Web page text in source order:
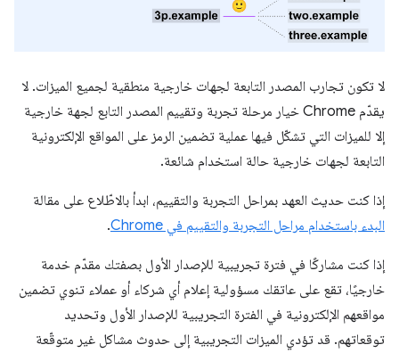
لا تكون تجارب المصدر التابعة لجهات خارجية منطقية لجميع الميزات. لا
يقدّم Chrome خيار مرحلة تجربة وتقييم المصدر التابع لجهة خارجية
إلا للميزات التي تشكّل فيها عملية تضمين الرمز على المواقع الإلكترونية
التابعة لجهات خارجية حالة استخدام شائعة.
إذا كنت حديث العهد بمراحل التجربة والتقييم، ابدأ بالاطّلاع على مقالة
البدء باستخدام مراحل التجربة والتقييم في Chrome
.
إذا كنت مشاركًا في فترة تجريبية للإصدار الأول بصفتك مقدّم خدمة
خارجيًا، تقع على عاتقك مسؤولية إعلام أي شركاء أو عملاء تنوي تضمين
مواقعهم الإلكترونية في الفترة التجريبية للإصدار الأول وتحديد
توقعاتهم. قد تؤدي الميزات التجريبية إلى حدوث مشاكل غير متوقّعة